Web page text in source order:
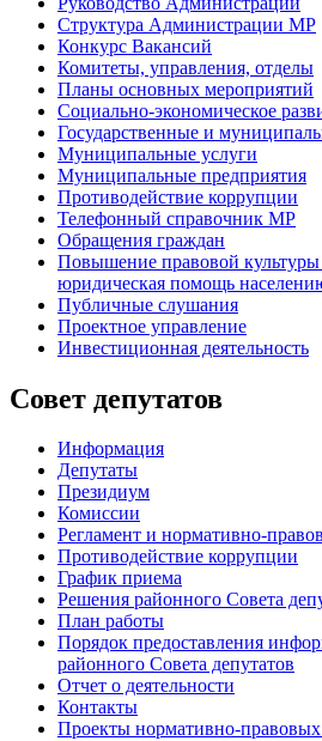
Структура Администрации МР
Конкурс Вакансий
Комитеты, управления, отделы
Планы основных мероприятий
Социально-экономическое
Государственные и
Муниципальные услуги
Муниципальные предприятия
Противодействие коррупции
Телефонный справочник МР
Обращения граждан
Повышение правовой культуры
юридическая помощь
Публичные слушания
Проектное управление
Инвестиционная деятельность
Совет депутатов
Информация
Депутаты
Президиум
Комиссии
Регламент и нормативно-
Противодействие коррупции
График приема
Решения районного Совета
План работы
Порядок предоставления
районного Совета депутатов
Отчет о деятельности
Контакты
Проекты нормативно-правовых